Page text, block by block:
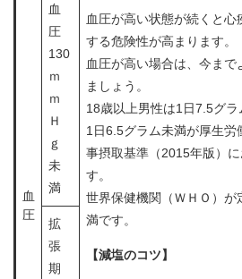
血
圧
血
圧
130
ｍ
ｍ
Ｈ
ｇ
未
満
血圧が高い状態が続くと
する危険性が高まります。
血圧が高い場合は、今ま
ましょう。
18歳以上男性は1日7.5グ
1日6.5グラム未満が厚生労
事摂取基準（2015年版）
す。
世界保健機関（ＷＨＯ）
満です。
【減塩のコツ】
拡
張
期